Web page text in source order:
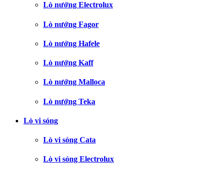
Lò nướng Electrolux
Lò nướng Fagor
Lò nướng Hafele
Lò nướng Kaff
Lò nướng Malloca
Lò nướng Teka
Lò vi sóng
Lò vi sóng Cata
Lò vi sóng Electrolux